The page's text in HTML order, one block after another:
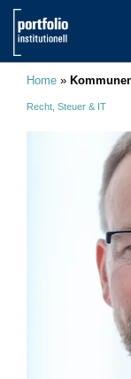
Home »
Recht, Steuer & IT